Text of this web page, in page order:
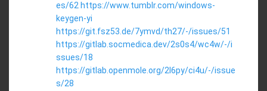
es/62 https://www.tumblr.com/windows-
keygen-yi
https://git.fsz53.de/7ymvd/th27/-/issues/51
https://gitlab.socmedica.dev/2s0s4/wc4w/-/i
ssues/18
https://gitlab.openmole.org/2l6py/ci4u/-/issue
s/28